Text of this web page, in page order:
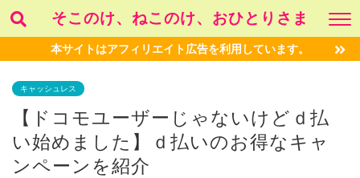
そこのけ、ねこのけ、おひとりさま
本サイトはアフィリエイト広告を利用しています。
キャッシュレス
【ドコモユーザーじゃないけどｄ払
い始めました】ｄ払いのお得なキャ
ンペーンを紹介